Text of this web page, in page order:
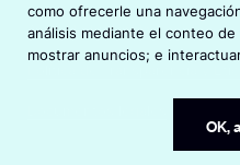
n
a
e
Aviso de Privacidad
como ofrecerle una
análisis mediante el conteo
mostrar anuncios; e
OK,